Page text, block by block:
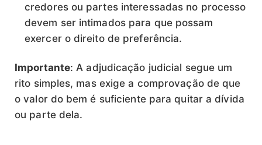
credores ou partes interessadas no processo
devem ser intimados para que possam
exercer o direito de preferência.
Importante: A adjudicação judicial segue um
rito simples, mas exige a comprovação de que
o valor do bem é suficiente para quitar a dívida
ou parte dela.